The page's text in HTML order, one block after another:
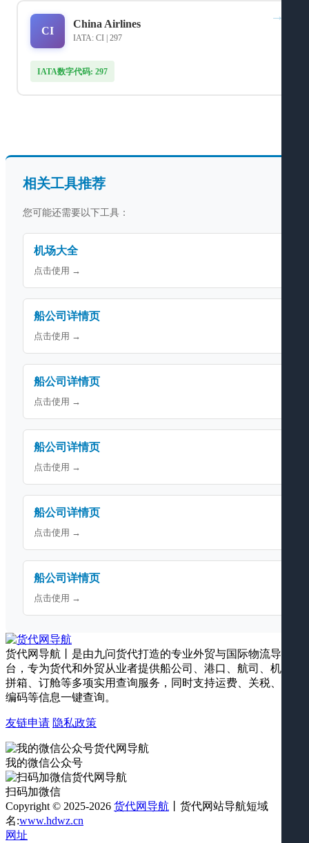
CI
China Airlines
IATA: CI | 297
IATA数字代码: 297
→
相关工具推荐
您可能还需要以下工具：
机场大全
点击使用 →
船公司详情页
点击使用 →
船公司详情页
点击使用 →
船公司详情页
点击使用 →
船公司详情页
点击使用 →
船公司详情页
点击使用 →
货代网导航丨是由九问货代打造的专业外贸与国际物流导航平
台，专为货代和外贸从业者提供船公司、港口、航司、机场、
拼箱、订舱等多项实用查询服务，同时支持运费、关税、海关
编码等信息一键查询。
友链申请 隐私政策
我的微信公众号
扫码加微信
Copyright © 2025-2026 货代网导航 丨货代网站导航短域
名:www.hdwz.cn
网址